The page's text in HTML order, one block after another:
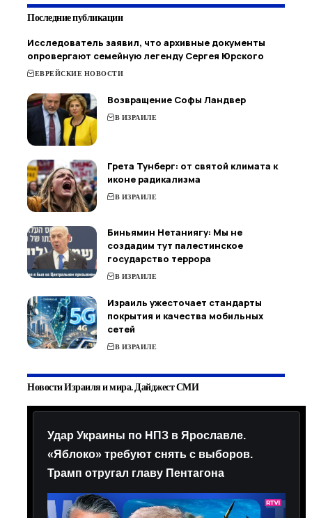
Последние публикации
Исследователь заявил, что архивные документы
опровергают семейную легенду Сергея Юрского
ЕВРЕЙСКИЕ НОВОСТИ
Возвращение Софы Ландвер
В ИЗРАИЛЕ
Грета Тунберг: от святой климата к
иконе радикализма
В ИЗРАИЛЕ
Биньямин Нетаниягу: Мы не
создадим тут палестинское
государство террора
В ИЗРАИЛЕ
Израиль ужесточает стандарты
покрытия и качества мобильных
сетей
В ИЗРАИЛЕ
Новости Израиля и мира. Дайджест СМИ